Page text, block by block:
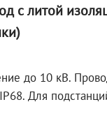
с литой
до 10 кВ.
Для